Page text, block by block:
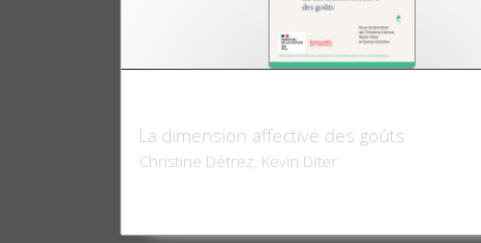
La dimension affective des goûts
Christine Détrez, Kevin Diter